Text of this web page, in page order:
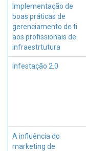
Implementação de
boas práticas de
gerenciamento de ti
aos profissionais de
infraestrtutura
Infestação 2.0
A influência do
marketing de